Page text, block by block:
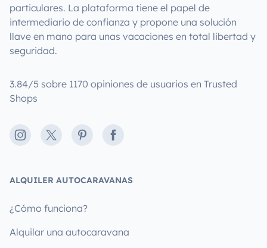
particulares. La plataforma tiene el papel de
intermediario de confianza y propone una solución
llave en mano para unas vacaciones en total libertad y
seguridad.
3.84/5 sobre 1170 opiniones de usuarios en Trusted
Shops
Instagram
X PinterestFacebook
ALQUILER AUTOCARAVANAS
¿Cómo funciona?
Alquilar una autocaravana